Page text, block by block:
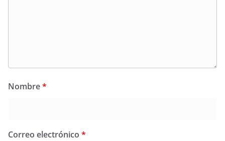
Nombre*
Correo electrónico *